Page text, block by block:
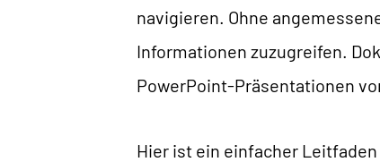
navigieren. Ohne
Informationen zuzugreifen.
PowerPoint-Präsentationen
Hier ist ein einfacher